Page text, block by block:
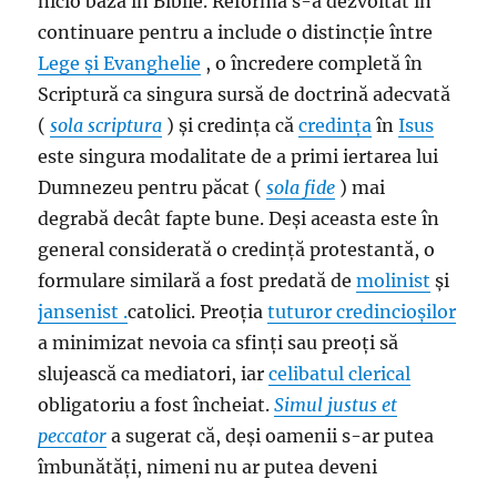
continuare pentru a include o distincție între
Lege și Evanghelie , o încredere completă în
Scriptură ca singura sursă de doctrină adecvată
(sola scriptura ) și credința căcredința înIsus
este singura modalitate de a primi iertarea lui
Dumnezeu pentru păcat (sola fide ) mai
degrabă decât fapte bune. Deși aceasta este în
general considerată o credință protestantă, o
formulare similară a fost predată demolinist și
jansenist .catolici. Preoțiatuturor credincioșilor
a minimizat nevoia ca sfinți sau preoți să
slujească ca mediatori, iarcelibatul clerical
obligatoriu a fost încheiat.Simul justus et
peccator a sugerat că, deși oamenii s-ar putea
îmbunătăți, nimeni nu ar putea deveni